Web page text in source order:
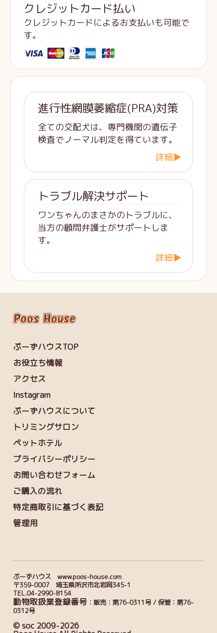
クレジットカード払い
クレジットカードによるお支払いも可能で
す。
進行性網膜萎縮症(PRA)対策
全ての交配犬は、専門機関の遺伝子
検査でノーマル判定を得ています。
詳細▶
トラブル解決サポート
ワンちゃんのまさかのトラブルに、
当方の顧問弁護士がサポートしま
す。
詳細▶
ぷーずハウスTOP
お役立ち情報
アクセス
Instagram
ぷーずハウスについて
トリミングサロン
ペットホテル
プライバシーポリシー
お問い合わせフォーム
ご購入の流れ
特定商取引に基づく表記
管理用
ぷーずハウス www.poos-house.com
〒359-0007 埼玉県所沢市北岩岡345-1
TEL.04-2990-8154
動物取扱業登録番号：販売：第76-0311号 / 保管：第76-
0312号
© soc 2009-2026